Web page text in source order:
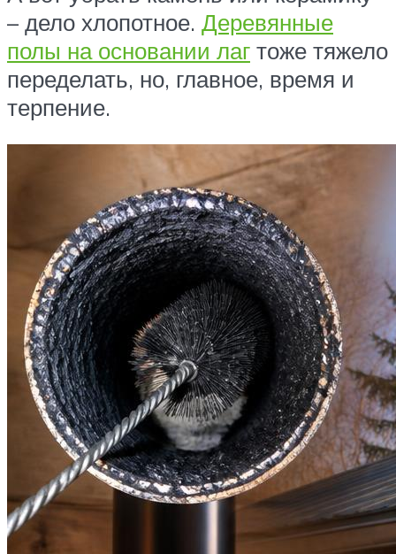
– дело хлопотное. Деревянные
полы на основании лаг тоже тяжело
переделать, но, главное, время и
терпение.